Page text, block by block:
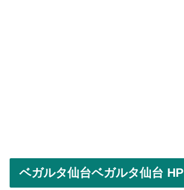
ベガルタ仙台ベガルタ仙台 HP